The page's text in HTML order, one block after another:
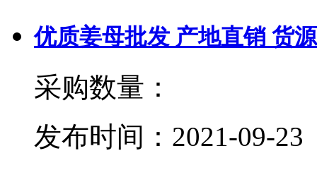
优质姜母批发 产地直销 货
采购数量：
发布时间： 2021-09-23